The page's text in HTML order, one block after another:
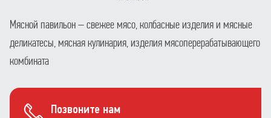
Мясной павильон – свежее мясо, колбасные изделия и мясные
деликатесы, мясная кулинария, изделия мясоперерабатывающего
комбината
Позвоните нам